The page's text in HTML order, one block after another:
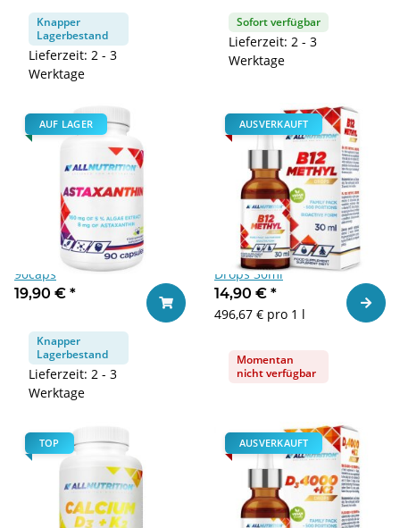
Knapper
Lagerbestand
Lieferzeit: 2 - 3
Werktage
Sofort verfügbar
Lieferzeit: 2 - 3
Werktage
AUF LAGER
Allnutrition Astaxanthin
90caps
19,90 € *
Knapper
Lagerbestand
Lieferzeit: 2 - 3
Werktage
In den Warenkorb
AUSVERKAUFT
Allnutrition B12 Methyl
Drops 30ml
14,90 € *
496,67 € pro 1 l
Momentan
nicht verfügbar
Zum
TOP AUSVERKAUFT